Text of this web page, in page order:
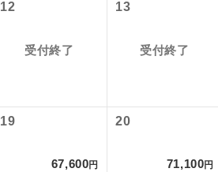
12
受付終了
13
受付終了
19
67,600円
20
71,100円
賃」を利用したツアーです。
だきますようお願いいたします。
空港（駅）から最終日出発空港（駅
ドが乗務し、車内での観光案内があ